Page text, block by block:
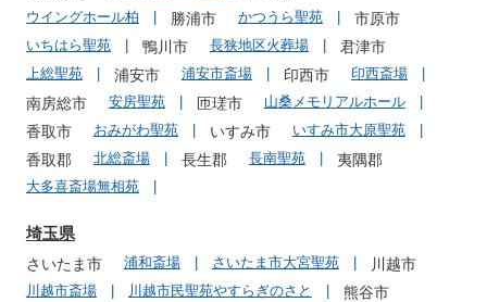
ウイングホール柏 勝浦市 かつうら聖苑 市原市
いちはら聖苑 鴨川市 長狭地区火葬場 君津市
上総聖苑 浦安市 浦安市斎場 印西市 印西斎場
南房総市 安房聖苑 匝瑳市 山桑メモリアルホール
香取市 おみがわ聖苑 いすみ市 いすみ市大原聖苑
香取郡 北総斎場 長生郡 長南聖苑 夷隅郡
大多喜斎場無相苑
埼玉県
さいたま市 浦和斎場 さいたま市大宮聖苑 川越市
川越市斎場 川越市民聖苑やすらぎのさと 熊谷市